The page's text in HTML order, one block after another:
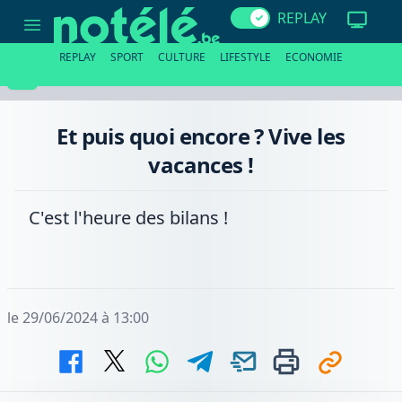
les
REPLAY
REPLAY SPORT CULTURE LIFESTYLE ECONOMIE
Et puis quoi encore ? Vive les
vacances !
C'est l'heure des bilans !
le 29/06/2024 à 13:00